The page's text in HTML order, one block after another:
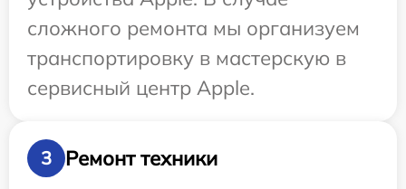
сложного ремонта мы организуем
транспортировку в мастерскую в
сервисный центр Apple.
3
Ремонт техники